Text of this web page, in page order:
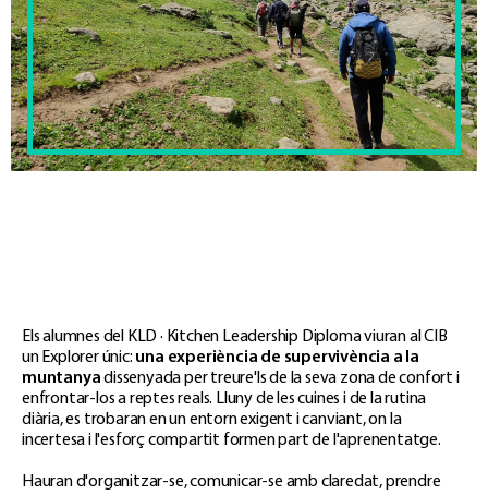
Els alumnes del KLD · Kitchen Leadership Diploma viuran al CIB
un Explorer únic: una experiència de supervivència a la
muntanyadissenyada per treure'ls de la seva zona de confort i
enfrontar-los a reptes reals. Lluny de les cuines i de la rutina
diària, es trobaran en un entorn exigent i canviant, on la
incertesa i l'esforç compartit formen part de l'aprenentatge.
Hauran d'organitzar-se, comunicar-se amb claredat, prendre